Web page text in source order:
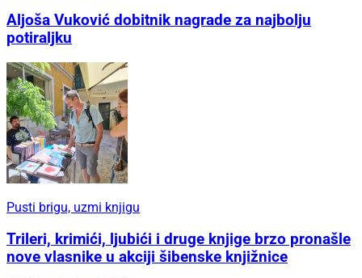
Aljoša Vuković dobitnik nagrade za najbolju
potiraljku
Pusti brigu, uzmi knjigu
Trileri, krimići, ljubići i druge knjige brzo pronašle
nove vlasnike u akciji šibenske knjižnice